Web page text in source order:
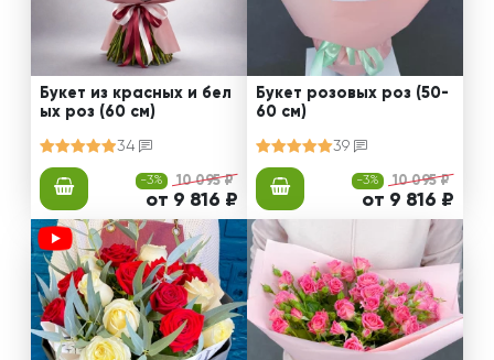
Букет из красных и бел
ых роз (60 см)
34
-3% 10 095 ₽
от 9 816 ₽
Букет розовых роз (50-
60 см)
39
-3% 10 095 ₽
от 9 816 ₽